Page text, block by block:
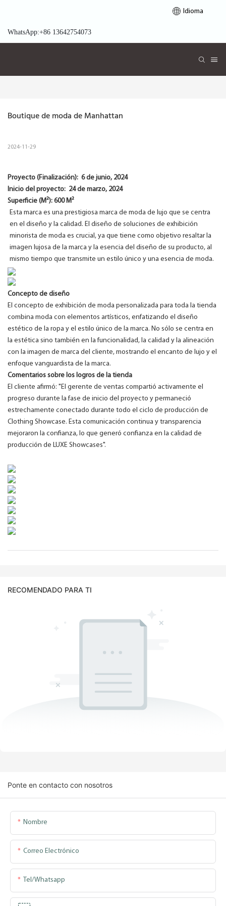
Idioma
WhatsApp:+86 13642754073
Boutique de moda de Manhattan
2024-11-29
Proyecto (Finalización): 6 de junio, 2024
Inicio del proyecto: 24 de marzo, 2024
Superficie (M²): 600 M²
Esta marca es una prestigiosa marca de moda de lujo que se centra
en el diseño y la calidad. El diseño de soluciones de exhibición
minorista de moda es crucial, ya que tiene como objetivo resaltar la
imagen lujosa de la marca y la esencia del diseño de su producto, al
mismo tiempo que transmite un estilo único y una esencia de moda.
Concepto de diseño
El concepto de exhibición de moda personalizada para toda la tienda
combina moda con elementos artísticos, enfatizando el diseño
estético de la ropa y el estilo único de la marca. No sólo se centra en
la estética sino también en la funcionalidad, la calidad y la alineación
con la imagen de marca del cliente, mostrando el encanto de lujo y el
enfoque vanguardista de la marca.
Comentarios sobre los logros de la tienda
El cliente afirmó: "El gerente de ventas compartió activamente el
progreso durante la fase de inicio del proyecto y permaneció
estrechamente conectado durante todo el ciclo de producción de
Clothing Showcase. Esta comunicación continua y transparencia
mejoraron la confianza, lo que generó confianza en la calidad de
producción de LUXE Showcases".
RECOMENDADO PARA TI
Ponte en contacto con nosotros
Nombre
Correo Electrónico
Tel/whatsapp